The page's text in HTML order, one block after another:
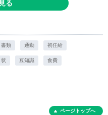
る
書類 通勤 初任給
状 豆知識 食費
ページトップへ